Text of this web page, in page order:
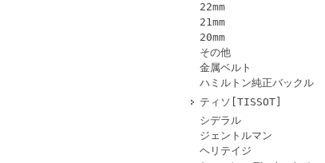
22mm
21mm
20mm
その他
金属ベルト
ハミルトン純正バックル
ティソ[TISSOT]
シデラル
ジェントルマン
ヘリテイジ